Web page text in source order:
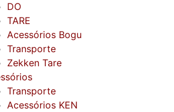
DO
TARE
Acessórios Bogu
Transporte
Zekken Tare
Transporte
Acessórios KEN